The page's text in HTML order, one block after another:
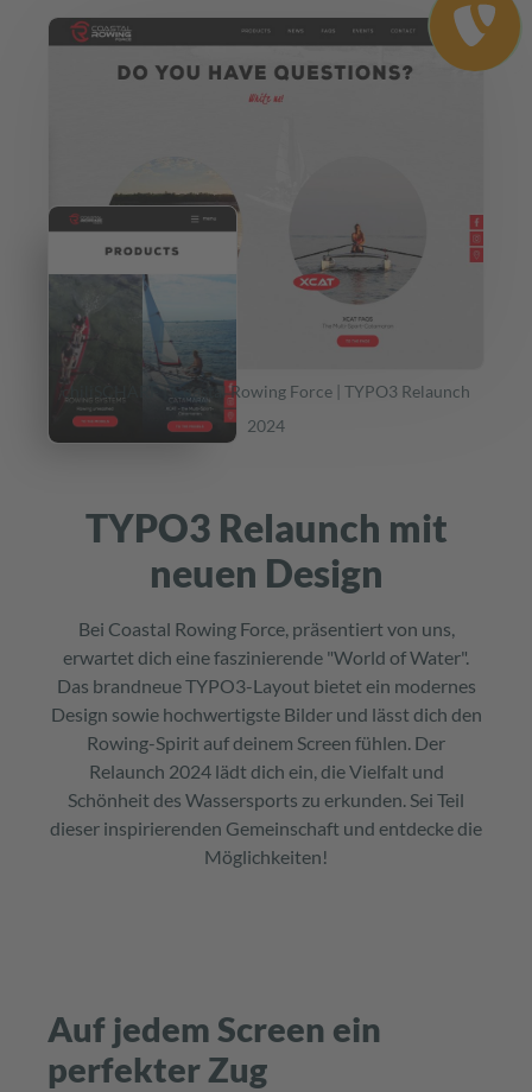
chiliSCHARF | Coastal Rowing Force | TYPO3 Relaunch
2024
TYPO3 Relaunch mit
neuen Design
Bei Coastal Rowing Force, präsentiert von uns,
erwartet dich eine faszinierende "World of Water".
Das brandneue TYPO3-Layout bietet ein modernes
Design sowie hochwertigste Bilder und lässt dich den
Rowing-Spirit auf deinem Screen fühlen. Der
Relaunch 2024 lädt dich ein, die Vielfalt und
Schönheit des Wassersports zu erkunden. Sei Teil
dieser inspirierenden Gemeinschaft und entdecke die
Möglichkeiten!
Auf jedem Screen ein
perfekter Zug